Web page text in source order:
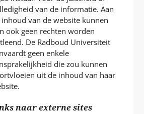
van de informatie. Aan
inhoud van de website kunnen
ook geen rechten worden
De Radboud Universiteit
geen enkele
die zou kunnen
uit de inhoud van haar
naar externe sites